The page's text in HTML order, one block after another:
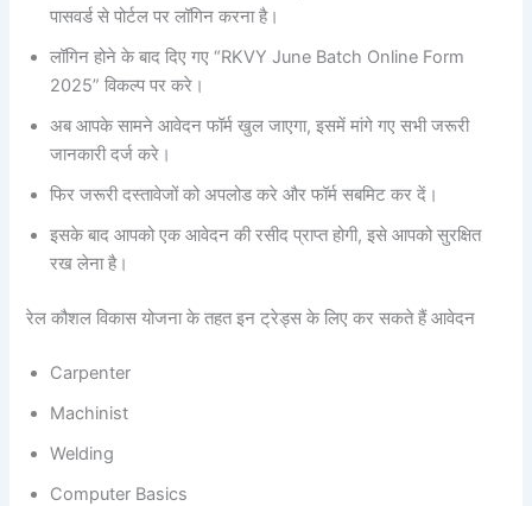
पासवर्ड से पोर्टल पर लॉगिन करना है।
लॉगिन होने के बाद दिए गए “RKVY June Batch Online Form
2025” विकल्प पर करे।
अब आपके सामने आवेदन फॉर्म खुल जाएगा, इसमें मांगे गए सभी जरूरी
जानकारी दर्ज करे।
फिर जरूरी दस्तावेजों को अपलोड करे और फॉर्म सबमिट कर दें।
इसके बाद आपको एक आवेदन की रसीद प्राप्त होगी, इसे आपको सुरक्षित
रख लेना है।
रेल कौशल विकास योजना के तहत इन ट्रेड्स के लिए कर सकते हैं आवेदन
Carpenter
Machinist
Welding
Computer Basics